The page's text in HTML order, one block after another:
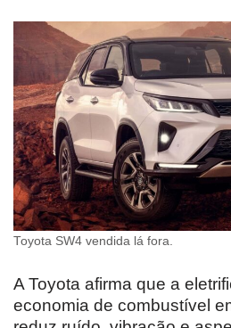
Toyota SW4 vendida lá fora.
A Toyota afirma que a
economia de combustível